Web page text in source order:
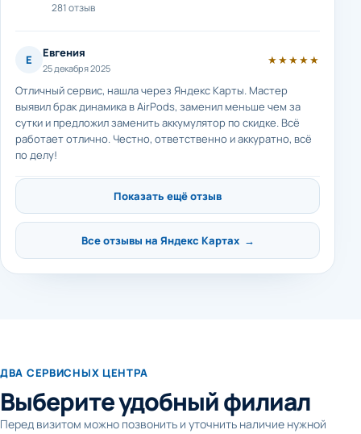
281 отзыв
Е Евгения
25 декабря 2025
★★★★★
Отличный сервис, нашла через Яндекс Карты. Мастер
выявил брак динамика в AirPods, заменил меньше чем за
сутки и предложил заменить аккумулятор по скидке. Всё
работает отлично. Честно, ответственно и аккуратно, всё
по делу!
Показать ещё отзыв
Все отзывы на Яндекс Картах →
ДВА СЕРВИСНЫХ ЦЕНТРА
Выберите удобный филиал
Перед визитом можно позвонить и уточнить наличие нужной